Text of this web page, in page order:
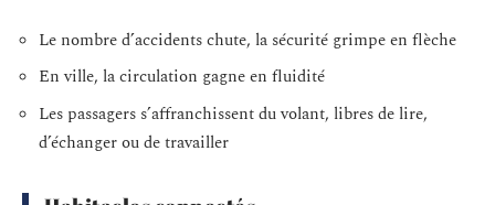
Le nombre d’accidents chute, la sécurité grimpe en flèche
En ville, la circulation gagne en fluidité
Les passagers s’affranchissent du volant, libres de lire,
d’échanger ou de travailler